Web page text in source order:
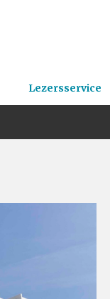
Lezersservice